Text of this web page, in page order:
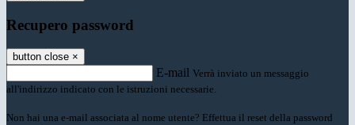
Recupero password
button close ×
E-mail Verrà inviato un messaggio
all'indirizzo indicato con le istruzioni necessarie.
Non hai una e-mail associata al nome utente? Effettua il reset della password